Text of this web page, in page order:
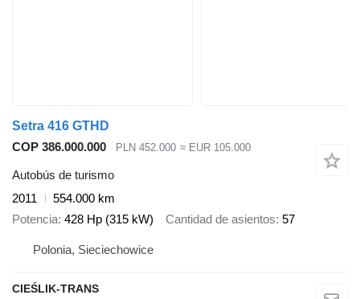
Setra 416 GTHD
COP 386.000.000
PLN 452.000 ≈ EUR 105.000
Autobús de turismo
2011
554.000 km
Potencia 428 Hp (315 kW) Cantidad de asientos 57
Polonia, Sieciechowice
CIEŚLIK-TRANS